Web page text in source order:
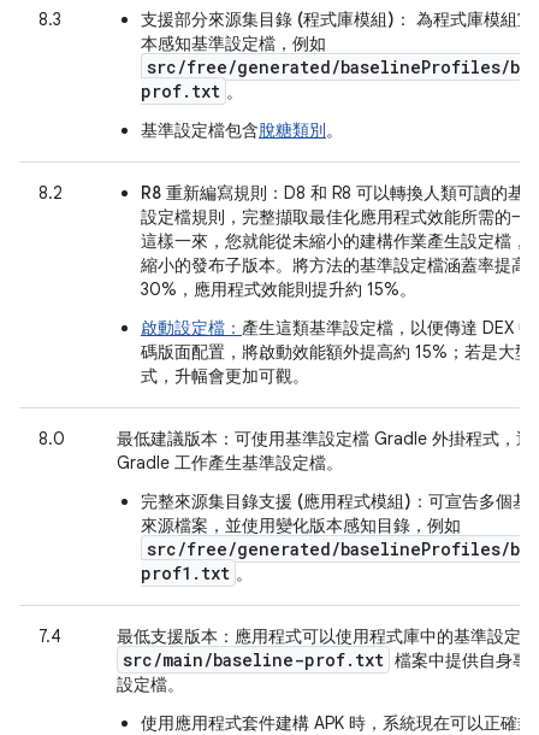
8.3 支援部分來源集目錄 (程式庫模組)： 為程式庫模組宣
本感知基準設定檔，例如
src/free/generated/baselineProfiles/
prof.txt 。
基準設定檔包含脫糖類別。
8.2 R8 重新編寫規則： D8 和 R8 可以轉換人類可讀的基
設定檔規則，完整擷取最佳化應用程式效能所需的一
這樣一來，您就能從未縮小的建構作業產生設定檔，
縮小的發布子版本。將方法的基準設定檔涵蓋率提高
30%，應用程式效能則提升約 15%。
啟動設定檔： 產生這類基準設定檔，以便傳達 DEX
碼版面配置，將啟動效能額外提高約 15%；若是大型
式，升幅會更加可觀。
8.0 最低建議版本： 可使用基準設定檔 Gradle 外掛程式，透
Gradle 工作產生基準設定檔。
完整來源集目錄支援 (應用程式模組)： 可宣告多個基
來源檔案，並使用變化版本感知目錄，例如
src/free/generated/baselineProfiles/
prof1.txt 。
7.4 最低支援版本： 應用程式可以使用程式庫中的基準設定
src/main/baseline-prof. txt 檔案中提供自身專
設定檔。
使用應用程式套件建構 APK 時，系統現在可以正確